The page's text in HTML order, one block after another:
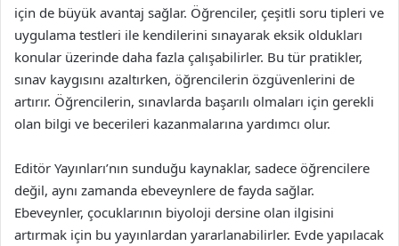
için de büyük avantaj sağlar. Öğrenciler, çeşitli soru tipleri ve
uygulama testleri ile kendilerini sınayarak eksik oldukları
konular üzerinde daha fazla çalışabilirler. Bu tür pratikler,
sınav kaygısını azaltırken, öğrencilerin özgüvenlerini de
artırır. Öğrencilerin, sınavlarda başarılı olmaları için gerekli
olan bilgi ve becerileri kazanmalarına yardımcı olur.
Editör Yayınları’nın sunduğu kaynaklar, sadece öğrencilere
değil, aynı zamanda ebeveynlere de fayda sağlar.
Ebeveynler, çocuklarının biyoloji dersine olan ilgisini
artırmak için bu yayınlardan yararlanabilirler. Evde yapılacak